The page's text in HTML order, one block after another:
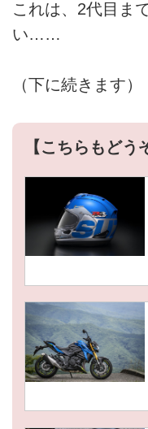
これは、2代目ま
い……
（下に続きます）
【こちらもどう